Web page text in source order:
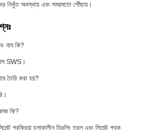
নিখুঁত অবস্থায় এবং সময়মতো পৌঁছায়।
নাম কি?
SWS।
তৈরি করা হয়?
কি?
প্রক্রিয়া চলাকালীন ড্রিলিং তরল এবং সিমেন্ট পৃথক